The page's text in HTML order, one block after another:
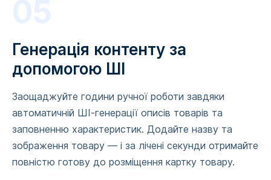
05
Генерація контенту за
допомогою ШІ
Заощаджуйте години ручної роботи завдяки
автоматичній ШІ-генерації описів товарів та
заповненню характеристик. Додайте назву та
зображення товару — і за лічені секунди отримайте
повністю готову до розміщення картку товару.